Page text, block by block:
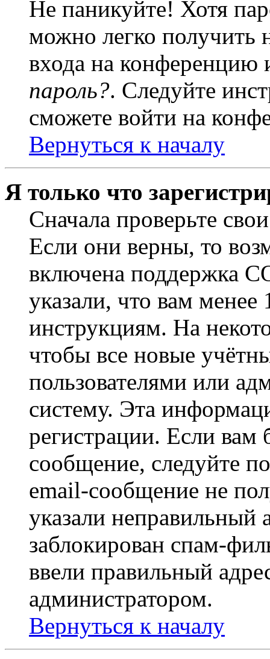
Не паникуйте! Хотя
можно легко получить
входа на
пароль?. Следуйте
сможете войти на
Вернуться к началу
Я только что
Сначала проверьте
Если они верны, то
включена поддержка
указали, что вам
инструкциям. На
чтобы все новые
пользователями или
систему. Эта
регистрации. Если
сообщение, следуйте
email-сообщение не
указали неправильный
заблокирован спам-
ввели правильный
администратором.
Вернуться к началу